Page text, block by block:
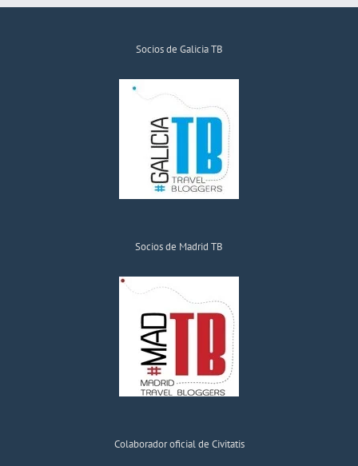
Socios de Galicia TB
Socios de Madrid TB
Colaborador oficial de Civitatis